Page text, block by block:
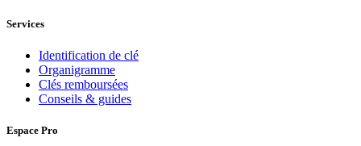
Services
Identification de clé
Organigramme
Clés remboursées
Conseils & guides
Espace Pro